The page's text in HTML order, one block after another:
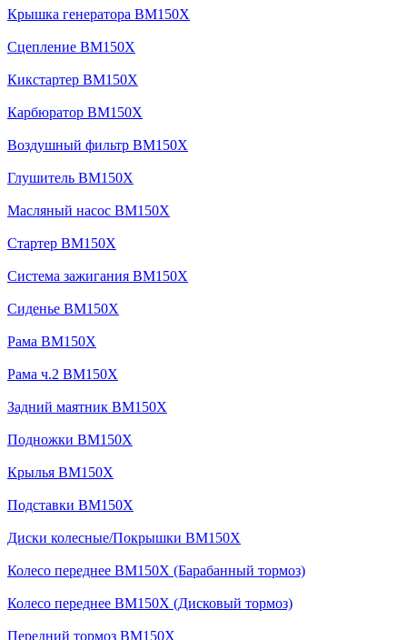
Крышка генератора BM150X
Сцепление BM150X
Кикстартер BM150X
Карбюратор BM150X
Воздушный фильтр BM150X
Глушитель BM150X
Масляный насос BM150X
Стартер BM150X
Система зажигания BM150X
Сиденье BM150X
Рама BM150X
Рама ч.2 BM150X
Задний маятник BM150X
Подножки BM150X
Крылья BM150X
Подставки BM150X
Диски колесные/Покрышки BM150X
Колесо переднее BM150X (Барабанный тормоз)
Колесо переднее BM150X (Дисковый тормоз)
Передний тормоз BM150X